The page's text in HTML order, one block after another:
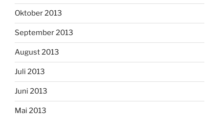
Oktober 2013
September 2013
August 2013
Juli 2013
Juni 2013
Mai 2013